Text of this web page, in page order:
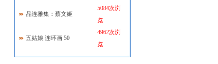
品连雅集：蔡文姬
5084次浏
览
五姑娘 连环画 50
4962次浏
览